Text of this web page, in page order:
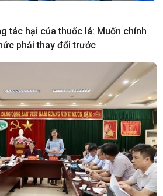
tác hại của thuốc lá: Muốn chính
phải thay đổi trước